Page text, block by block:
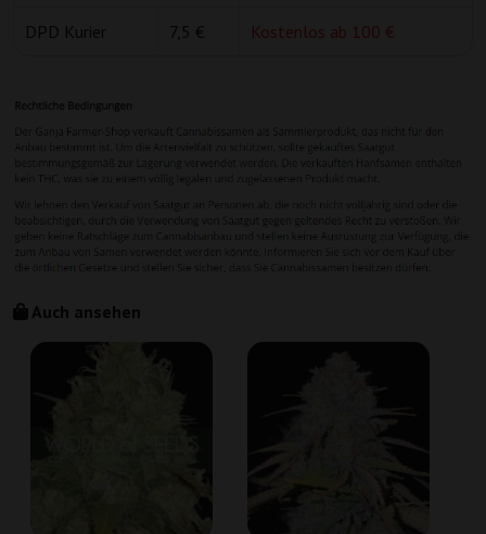
DPD Kurier 7,5 € Kostenlos ab 100 €
Auch ansehen